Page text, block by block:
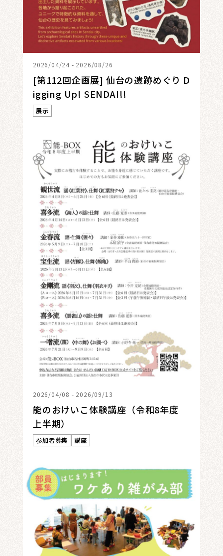
2026/04/24 - 2026/08/26
[第112回企画展] 仙台の遺跡めぐり D
igging Up! SENDAI!!
展示
2026/04/08 - 2026/09/13
能のおけいこ体験講座（令和8年度
上半期）
参加者募集 講座